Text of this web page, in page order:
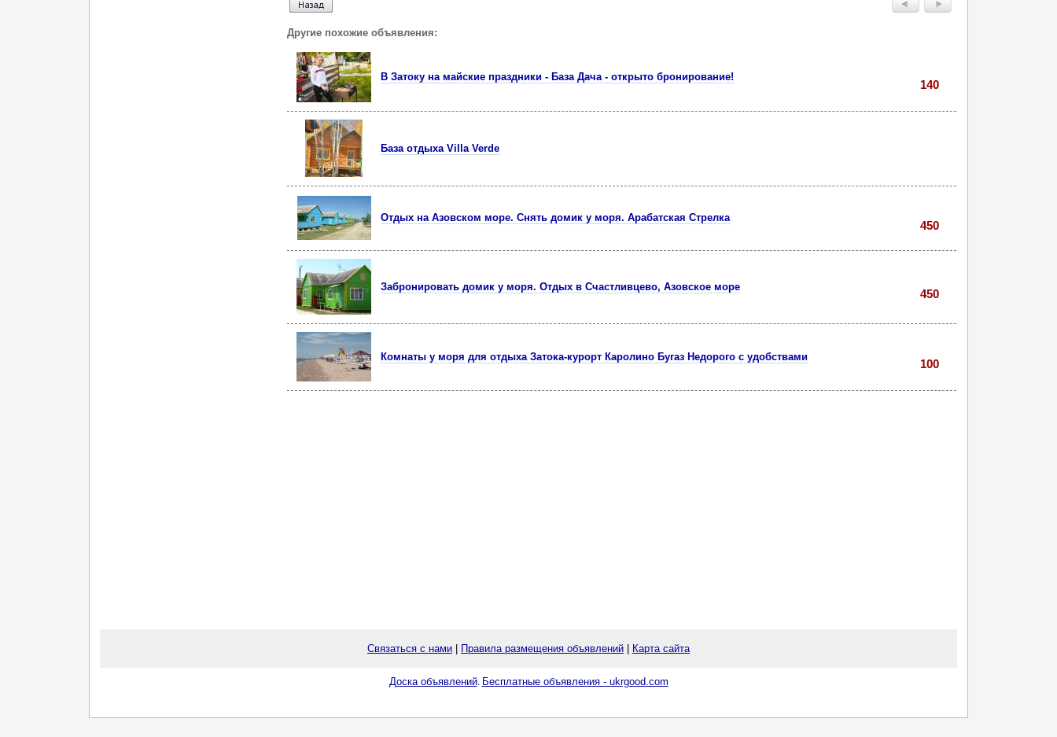
Другие похожие объявления:
В Затоку на майские праздники - База Дача - открыто бронирование!
140
База отдыха Villa Verde
Отдых на Азовском море. Снять домик у моря. Арабатская Стрелка
450
Забронировать домик у моря. Отдых в Счастливцево, Азовское море
450
Комнаты у моря для отдыха Затока-курорт Каролино Бугаз Недорого с удобствами
100
Связаться с нами Правила размещения объявлений Карта сайта
Доска объявлений. Бесплатные объявления - ukrgood.com